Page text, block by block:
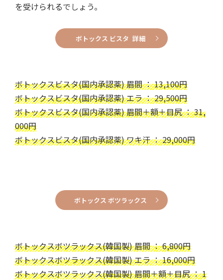
を受けられるでしょう。
ボトックス ビスタ 詳細
ボトックスビスタ(国内承認薬) 眉間 ： 13,100円
ボトックスビスタ(国内承認薬) エラ ： 29,500円
ボトックスビスタ(国内承認薬) 眉間＋額＋目尻 ： 31,
000円
ボトックスビスタ(国内承認薬) ワキ汗 ： 29,000円
ボトックス ボツラックス
ボトックスボツラックス(韓国製) 眉間 ： 6,800円
ボトックスボツラックス(韓国製) エラ ： 16,000円
ボトックスボツラックス(韓国製) 眉間＋額＋目尻 ： 1